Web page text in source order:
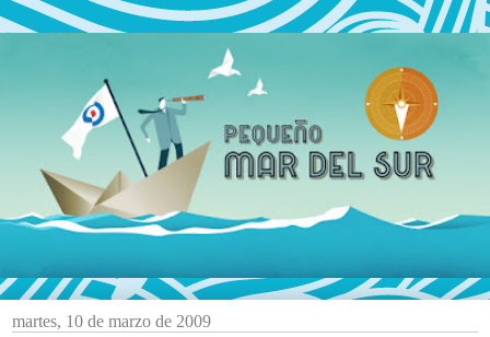
martes, 10 de marzo de 2009